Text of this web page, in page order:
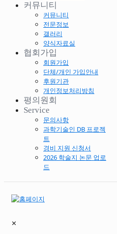
커뮤니티
커뮤니티
전문정보
갤러리
양식자료실
협회가입
회원가입
단체/개인 가입안내
후원기관
개인정보처리방침
평의원회
Service
문의사항
과학기술인 DB 프로젝
트
경비 지원 신청서
2026 학술지 논문 업로
드
✕